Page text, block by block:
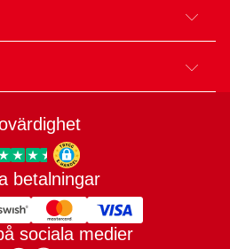
Trygg E-handel
betalningar
sociala medier